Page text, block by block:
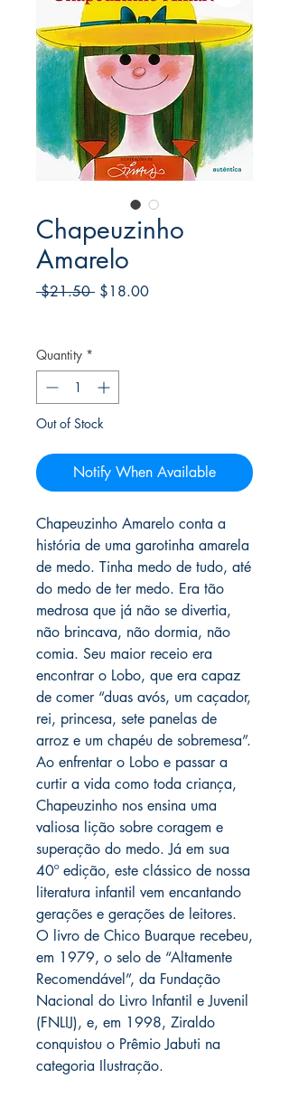
Chapeuzinho
Amarelo
$21.50 Regular
$18.00Sale
Quantity *
Out of Stock
Notify When Available
Chapeuzinho Amarelo conta a
história de uma garotinha amarela
de medo. Tinha medo de tudo, até
do medo de ter medo. Era tão
medrosa que já não se divertia,
não brincava, não dormia, não
comia. Seu maior receio era
encontrar o Lobo, que era capaz
de comer “duas avós, um caçador,
rei, princesa, sete panelas de
arroz e um chapéu de sobremesa”.
Ao enfrentar o Lobo e passar a
curtir a vida como toda criança,
Chapeuzinho nos ensina uma
valiosa lição sobre coragem e
superação do medo. Já em sua
40º edição, este clássico de nossa
literatura infantil vem encantando
gerações e gerações de leitores.
O livro de Chico Buarque recebeu,
em 1979, o selo de “Altamente
Recomendável”, da Fundação
Nacional do Livro Infantil e Juvenil
(FNLIJ), e, em 1998, Ziraldo
conquistou o Prêmio Jabuti na
categoria Ilustração.